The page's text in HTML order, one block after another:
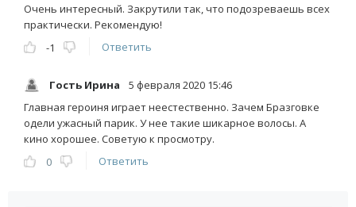
Очень интересный. Закрутили так, что подозреваешь всех
практически. Рекомендую!
-1
Ответить
Гость Ирина
5 февраля 2020 15:46
Главная героиня играет неестественно. Зачем Бразговке
одели ужасный парик. У нее такие шикарное волосы. А
кино хорошее. Советую к просмотру.
0
Ответить